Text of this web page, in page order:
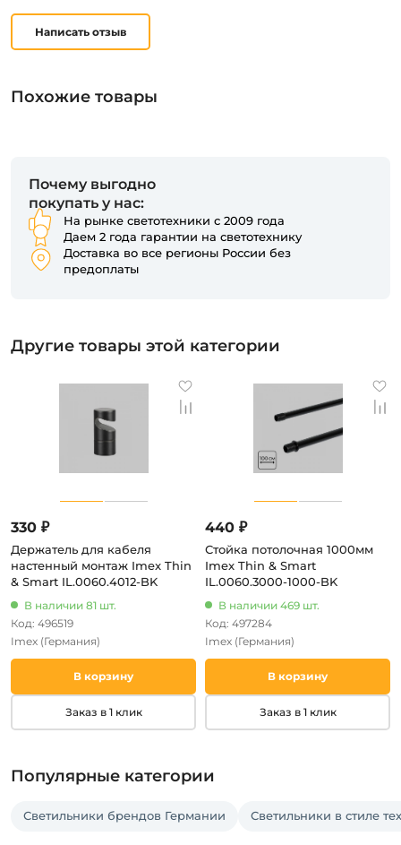
Написать отзыв
Похожие товары
Почему выгодно
покупать у нас:
На рынке светотехники с 2009 года
Даем 2 года гарантии на светотехнику
Доставка во все регионы России без
предоплаты
Другие товары этой категории
330 ₽
Держатель для кабеля
настенный монтаж Imex Thin
& Smart IL.0060.4012-BK
В наличии 81 шт.
Код: 496519
Imex (Германия)
В корзину
Заказ в 1 клик
440 ₽
Стойка потолочная 1000мм
Imex Thin & Smart
IL.0060.3000-1000-BK
В наличии 469 шт.
Код: 497284
Imex (Германия)
В корзину
Заказ в 1 клик
Популярные категории
Светильники брендов Германии Светильники в стиле